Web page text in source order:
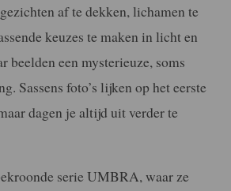
af te dekken, lichamen te
keuzes te maken in licht en
beelden een mysterieuze, soms
Sassens foto’s lijken op het eerste
dagen je altijd uit verder te
serie UMBRA, waar ze